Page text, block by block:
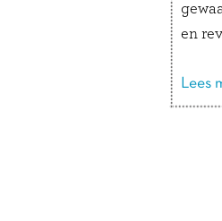
en
Lees